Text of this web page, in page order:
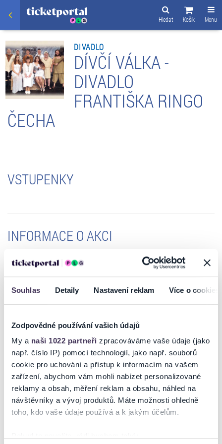
Souhlas Detaily Nastavení reklam Více o cookies
Zodpovědné používání vašich údajů
My a naši 1022 partneři zpracováváme vaše údaje (jako
např. číslo IP) pomocí technologií, jako např. souborů
cookie pro uchování a přístup k informacím na vašem
zařízení, abychom vám mohli nabízet personalizované
reklamy a obsah, měření reklam a obsahu, náhled na
návštěvníky a vývoj produktů. Máte možnosti ohledně
toho, kdo vaše údaje používá a k jakým účelům.
Menu
Košík
Hledat
DIVADLO
DÍVČÍ VÁLKA -
DIVADLO
FRANTIŠKA RINGO
ČECHA
VSTUPENKY
INFORMACE O AKCI
Divadlo Františka Ringo Čecha a jeho legendární a fenomenální DÍVČÍ
VÁLKOU.
Tuto hru shlédlo už více než 500 000 diváků po celé České republice,
ale i v zahraničí a je stále jednou z nejžádanějších Čechových her. Není
komedii všech dob. Po téměř dvou hodinách nejskvělejšího
čechovského humoru se vám nebude chtít jít domů. Čechovo divadlo
přijede se svými největšími hvězdami, aby vám co nejvěrněji a
nejvtipněji vyobrazili příběh věčného boje mezi muži a ženami. Stále
dokola se budete smát božskému pěvci Lumírovi, udatnému Bivojovi,
vtipnému knížeti Přemyslovi, nezkušenému panici Ctiradovi nebo
podivně „obojetnému“ Vojenovi/Častavě. Mužskému oku zalahodí
ženské postavy hysterické a zkušené Vlasty, kypré Kazi a panensky
svůdné Šárky. S obdivem pak zůstanete stát nad jejich neutuchající
Soubor vystupuje v tomto hvězdném obsazení: